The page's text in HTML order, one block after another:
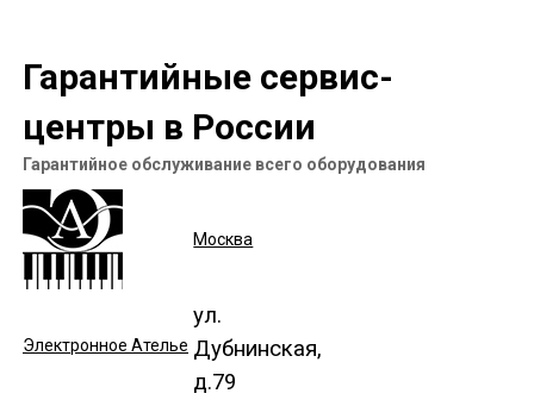
Гарантийные сервис-
центры в России
Гарантийное обслуживание всего оборудования
Электронное Ателье
Москва
ул.
Дубнинская,
д.79